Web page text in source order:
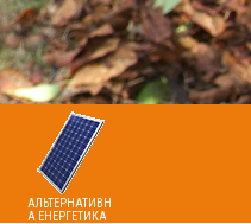
АЛЬТЕРНАТИВН
А ЕНЕРГЕТИКА